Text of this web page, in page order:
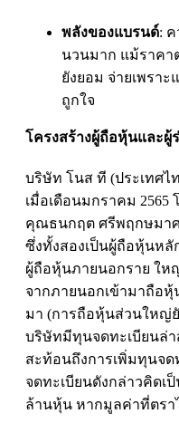
พลังของแบรนด์: ค
นวนมาก แม้ราคา
ยังยอม จ่ายเพรา
ถูกใจ
โครงสร้างผู้ถือหุ้นและผู้
บริษัท โนส ที (ประเทศไ
เมื่อเดือนมกราคม
คุณธนกฤต ศรีพฤกษมา
ซึ่งทั้งสองเป็นผู้ถือหุ้นห
ผู้ถือหุ้นภายนอกราย ใ
จากภายนอกเข้ามาถือ
มา (การถือหุ้นส่วนใหญ่
บริษัทมีทุนจดทะเบียนล่า
สะท้อนถึงการเพิ่มทุนจด
จดทะเบียนดังกล่าวคิดเ
ล้านหุ้น หากมูลค่าที่ตรา